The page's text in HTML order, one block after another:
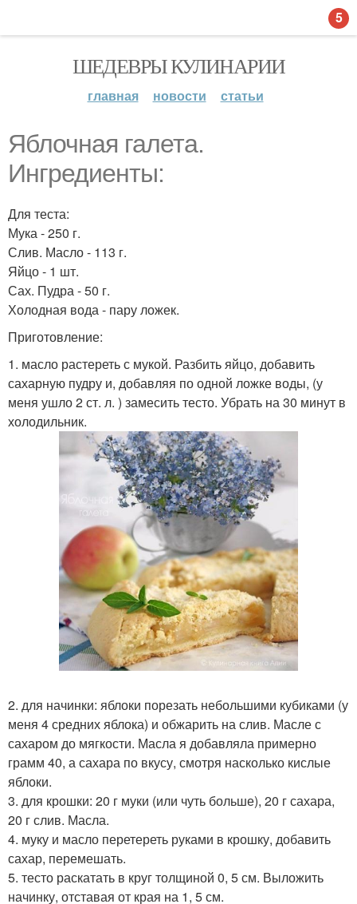
ШЕДЕВРЫ КУЛИНАРИИ
главная новости статьи
Яблочная галета.
Ингредиенты:
Для теста:
Мука - 250 г.
Слив. Масло - 113 г.
Яйцо - 1 шт.
Сах. Пудра - 50 г.
Холодная вода - пару ложек.
Приготовление:
1. масло растереть с мукой. Разбить яйцо, добавить
сахарную пудру и, добавляя по одной ложке воды, (у
меня ушло 2 ст. л. ) замесить тесто. Убрать на 30 минут в
холодильник.
2. для начинки: яблоки порезать небольшими кубиками (у
меня 4 средних яблока) и обжарить на слив. Масле с
сахаром до мягкости. Масла я добавляла примерно
грамм 40, а сахара по вкусу, смотря насколько кислые
яблоки.
3. для крошки: 20 г муки (или чуть больше), 20 г сахара,
20 г слив. Масла.
4. муку и масло перетереть руками в крошку, добавить
сахар, перемешать.
5. тесто раскатать в круг толщиной 0, 5 см. Выложить
начинку, отставая от края на 1, 5 см.
5